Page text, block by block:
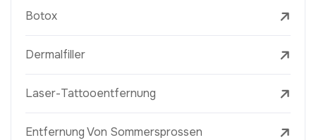
Botox
Dermalfiller
Laser-Tattooentfernung
Entfernung Von Sommersprossen